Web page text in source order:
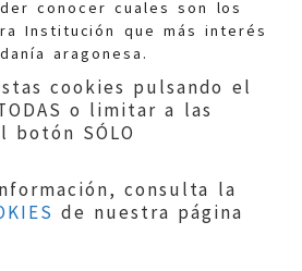
conocer cuales son los
Institución que más interés
aragonesa.
cookies pulsando el
o limitar a las
botón SÓLO
consulta la
de nuestra página
900 210 210/
Política de privacidad|
Datos